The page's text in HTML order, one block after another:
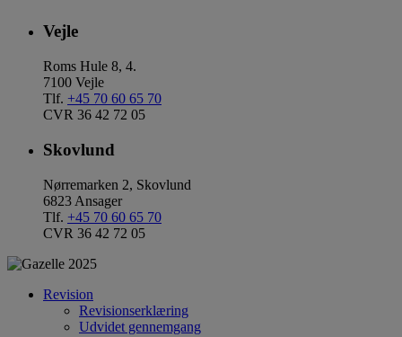
Vejle
Roms Hule 8, 4.
7100 Vejle
Tlf. +45 70 60 65 70
CVR 36 42 72 05
Skovlund
Nørremarken 2, Skovlund
6823 Ansager
Tlf. +45 70 60 65 70
CVR 36 42 72 05
Revision
Revisionserklæring
Udvidet gennemgang